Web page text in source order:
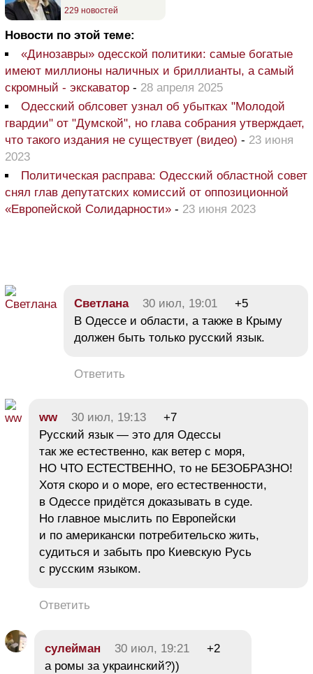
229 новостей
Новости по этой теме:
«Динозавры» одесской политики: самые богатые
имеют миллионы наличных и бриллианты, а самый
скромный - экскаватор - 28 апреля 2025
Одесский облсовет узнал об убытках "Молодой
гвардии" от "Думской", но глава собрания утверждает,
что такого издания не существует (видео) - 23 июня
2023
Политическая расправа: Одесский областной совет
снял глав депутатских комиссий от оппозиционной
«Европейской Солидарности» - 23 июня 2023
Светлана 30 июл, 19:01
+5
В Одессе и области, а также в Крыму
должен быть только русский язык.
Ответить
ww 30 июл, 19:13
+7
Русский язык — это для Одессы
так же естественно, как ветер с моря,
НО ЧТО ЕСТЕСТВЕННО, то не БЕЗОБРАЗНО!
Хотя скоро и о море, его естественности,
в Одессе придётся доказывать в суде.
Но главное мыслить по Европейски
и по американски потребительско жить,
судиться и забыть про Киевскую Русь
с русским языком.
Ответить
сулейман 30 июл, 19:21
+2
а ромы за украинский?))